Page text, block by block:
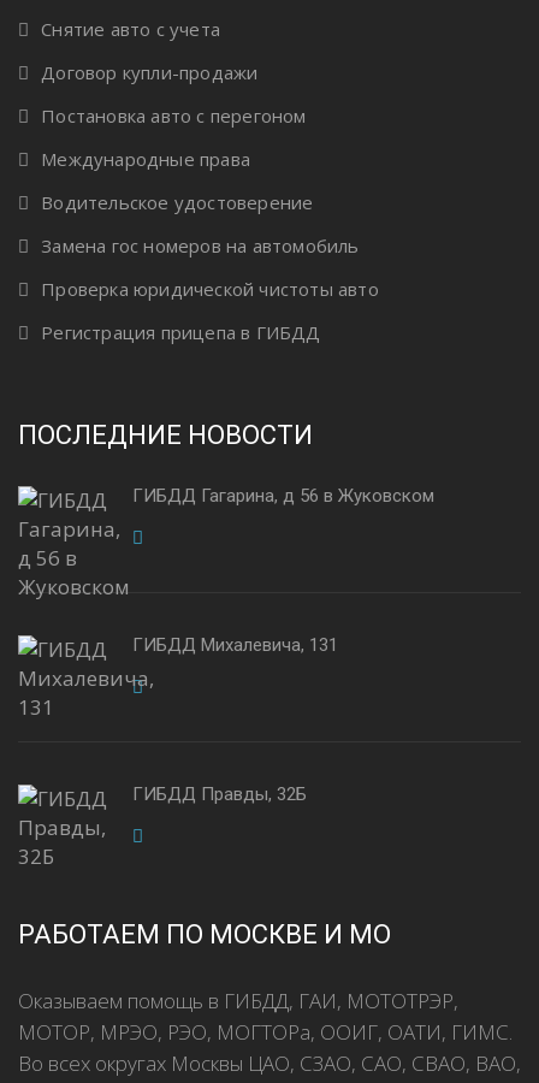
Снятие авто с учета
Договор купли-продажи
Постановка авто с перегоном
Международные права
Водительское удостоверение
Замена гос номеров на автомобиль
Проверка юридической чистоты авто
Регистрация прицепа в ГИБДД
ПОСЛЕДНИЕ НОВОСТИ
ГИБДД Гагарина, д 56 в Жуковском
ГИБДД Михалевича, 131
ГИБДД Правды, 32Б
РАБОТАЕМ ПО МОСКВЕ И МО
Оказываем помощь в ГИБДД, ГАИ, МОТОТРЭР,
МОТОР, МРЭО, РЭО, МОГТОРа, ООИГ, ОАТИ, ГИМС.
Во всех округах Москвы ЦАО, СЗАО, САО, СВАО, ВАО,